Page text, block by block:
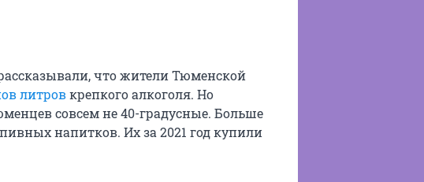
что жители Тюменской
литровкрепкого алкоголя. Но
совсем не 40-градусные. Больше
напитков. Их за 2021 год купили